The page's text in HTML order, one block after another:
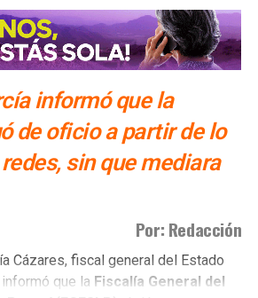
informó que la
de oficio a partir de lo
sin que mediara
Por: Redacción
Cázares, fiscal general del Estado
que la Fiscalía General del